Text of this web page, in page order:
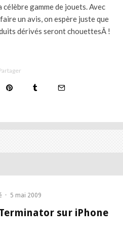
gamme de jouets. Avec
un avis, on espère juste que
dérivés seront chouettesÂ !
· 5 mai 2009
sur iPhone